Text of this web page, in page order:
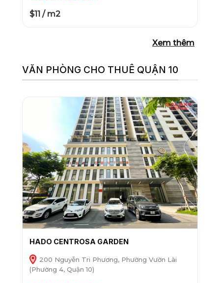
$11 / m2
Xem thêm
VĂN PHÒNG CHO THUÊ QUẬN 10
HADO CENTROSA GARDEN
200 Nguyễn Tri Phương, Phường Vườn Lài
(Phường 4, Quận 10)